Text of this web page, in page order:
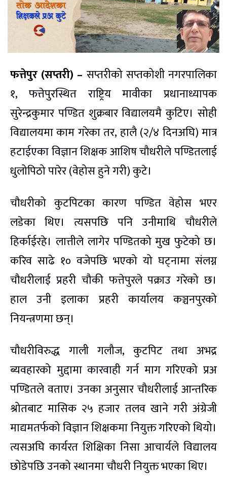
फत्तेपुर (सप्तरी) – सप्तरीको सप्तकोशी नगरपालिका
१, फत्तेपुरस्थित राष्ट्रिय मावीका प्रधानाध्यापक
सुरेन्द्रकुमार पण्डित शुक्रबार विद्यालयमै कुटिए। सोही
विद्यालयमा काम गरेका तर, हालै (२/४ दिनअघि) मात्र
हटाईएका विज्ञान शिक्षक आशिष चौधरीले पण्डितलाई
धुलोपिठो पारेर (वेहोस हुने गरी) कुटे।
चौधरीको कुटपिटका कारण पण्डित वेहोस भएर
लडेका थिए। त्यसपछि पनि उनीमाथि चौधरीले
हिर्काईरहे। लात्तीले लागेर पण्डितको मुख फुटेको छ।
करिव साढे १० वजेपछि भएको यो घट्नामा संलग्न
चौधरीलाई प्रहरी चौकी फत्तेपुरले पक्राउ गरेको छ।
हाल उनी इलाका प्रहरी कार्यालय कञ्चनपुरको
नियन्त्रणमा छन्।
चौधरीविरुद्ध गाली गलौज, कुटपिट तथा अभद्र
ब्यवहारको मुद्दामा कारवाही गर्न माग गरिएको प्रअ
पण्डितले वताए। उनका अनुसार चौधरीलाई आन्तरिक
श्रोतबाट मासिक २५ हजार तलव खाने गरी अंग्रेजी
माद्यमतर्फको विज्ञान शिक्षकमा नियुक्त गरिएको थियो।
त्यसअघि कार्यरत शिक्षिका निसा आचार्यले विद्यालय
छोडेपछि उनको स्थानमा चौधरी नियुक्त भएका थिए।